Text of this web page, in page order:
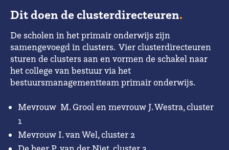
Dit doen de clusterdirecteuren.
De scholen in het primair onderwijs zijn
samengevoegd in clusters. Vier clusterdirecteuren
sturen de clusters aan en vormen de schakel naar
het college van bestuur via het
bestuursmanagementteam primair onderwijs.
Mevrouw M. Grool en mevrouw J. Westra, cluster
1
Mevrouw I. van Wel, cluster 2